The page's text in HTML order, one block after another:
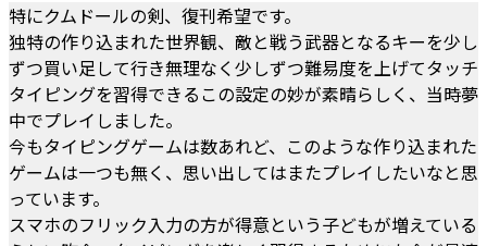
特にクムドールの剣、復刊希望です。
独特の作り込まれた世界観、敵と戦う武器となるキーを少し
ずつ買い足して行き無理なく少しずつ難易度を上げてタッチ
タイピングを習得できるこの設定の妙が素晴らしく、当時夢
中でプレイしました。
今もタイピングゲームは数あれど、このような作り込まれた
ゲームは一つも無く、思い出してはまたプレイしたいなと思
っています。
スマホのフリック入力の方が得意という子どもが増えている